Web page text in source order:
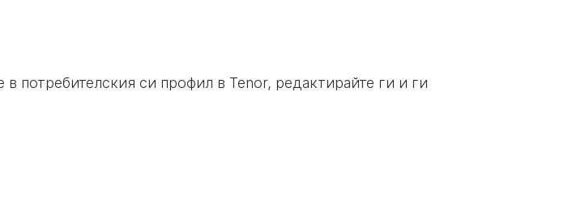
потребителския си профил в Tenor, редактирайте ги и ги